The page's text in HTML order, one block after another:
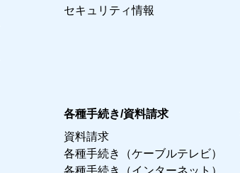
セキュリティ情報
各種手続き/資料請求
資料請求
各種手続き（ケーブルテレビ）
各種手続き（インターネット）